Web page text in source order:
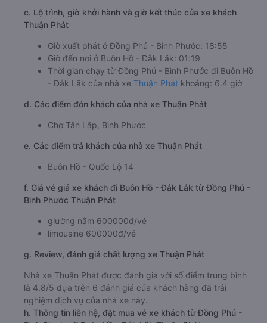
c. Lộ trình, giờ khởi hành và giờ kết thúc của xe khách
Thuận Phát
Giờ xuất phát ở Đồng Phú - Bình Phước: 18:55
Giờ đến nơi ở Buôn Hồ - Đắk Lắk: 01:19
Thời gian chạy từ Đồng Phú - Bình Phước đi Buôn Hồ
- Đắk Lắk của nhà xe Thuận Phát khoảng: 6.4 giờ
d. Các điểm đón khách của nhà xe Thuận Phát
Chợ Tân Lập, Bình Phước
e. Các điểm trả khách của nhà xe Thuận Phát
Buôn Hồ - Quốc Lộ 14
f. Giá vé giá xe khách đi Buôn Hồ - Đắk Lắk từ Đồng Phú -
Bình Phước Thuận Phát
giường nằm 600000đ/vé
limousine 600000đ/vé
g. Review, đánh giá chất lượng xe Thuận Phát
Nhà xe Thuận Phát được đánh giá với số điểm trung bình
là 4.8/5 dựa trên 6 đánh giá của khách hàng đã trải
nghiệm dịch vụ của nhà xe này.
h. Thông tin liên hệ, đặt mua vé xe khách từ Đồng Phú -